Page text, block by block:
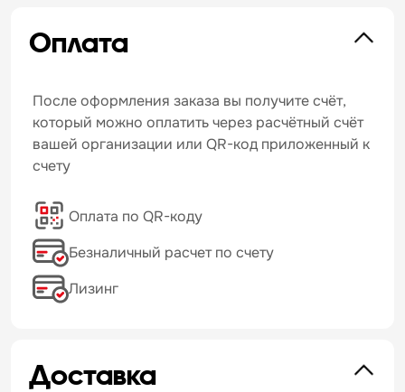
Оплата
После оформления заказа вы получите счёт,
который можно оплатить через расчётный счёт
вашей организации или QR-код приложенный к
счету
Оплата по QR-коду
Безналичный расчет по счету
Лизинг
Доставка